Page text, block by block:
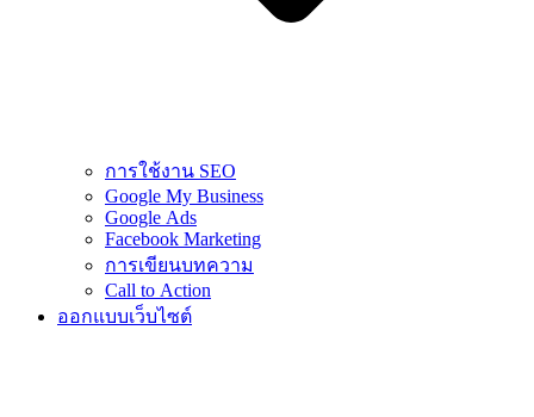
การใช้งาน SEO
Google My Business
Google Ads
Facebook Marketing
การเขียนบทความ
Call to Action
ออกแบบเว็บไซต์